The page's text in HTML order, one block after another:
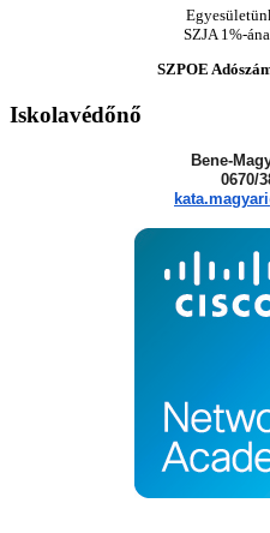
SZJA 1%-
SZPOE
Iskolavédőnő
Bene-
0670/